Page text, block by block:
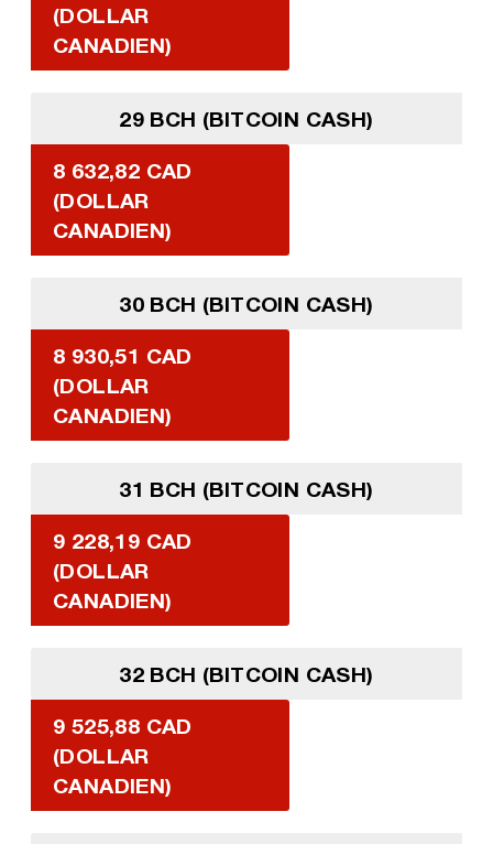
(DOLLAR
CANADIEN)
29 BCH (BITCOIN CASH)
8 632,82 CAD
(DOLLAR
CANADIEN)
30 BCH (BITCOIN CASH)
8 930,51 CAD
(DOLLAR
CANADIEN)
31 BCH (BITCOIN CASH)
9 228,19 CAD
(DOLLAR
CANADIEN)
32 BCH (BITCOIN CASH)
9 525,88 CAD
(DOLLAR
CANADIEN)